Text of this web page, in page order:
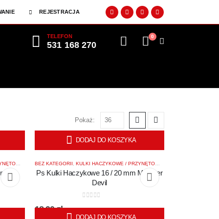
REJESTRACJA
TELEFON
531 168 270
0
Pokaż:
SHOTS BAITSPOWER SHOTS BAITS
DODAJ DO KOSZYKA
BEZ KATEGORII KULKI HACZYKOWE / PRZYNĘTOWE
Ps Kulki Haczykowe 16 / 20 mm Monster
Devil
18,90zł
DODAJ DO KOSZYKA